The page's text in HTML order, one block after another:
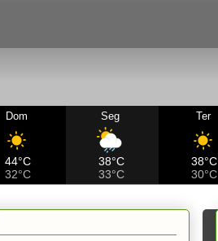
Dom
44°C
32°C
Seg
38°C
33°C
Ter
38°C
30°C